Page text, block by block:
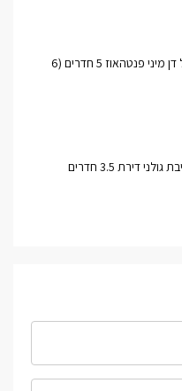
למכירה ברחוב נחל דן מיני פנטהאוז 5 חדרים (6
דירת 3.5 חדרים